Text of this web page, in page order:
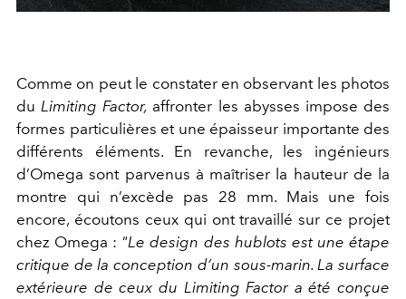
Comme on peut le constater en observant les photos
du Limiting Factor, affronter les abysses impose des
formes particulières et une épaisseur importante des
différents éléments. En revanche, les ingénieurs
d’Omega sont parvenus à maîtriser la hauteur de la
montre qui n’excède pas 28 mm. Mais une fois
encore, écoutons ceux qui ont travaillé sur ce projet
chez Omega : "Le design des hublots est une étape
critique de la conception d’un sous-marin. La surface
extérieure de ceux du Limiting Factor a été conçue